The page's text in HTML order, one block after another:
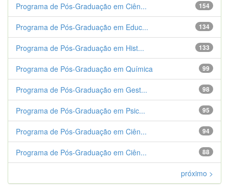
154
Programa de Pós-Graduação em Ciên...
134
Programa de Pós-Graduação em Educ...
133
Programa de Pós-Graduação em Hist...
99
Programa de Pós-Graduação em Química
98
Programa de Pós-Graduação em Gest...
95
Programa de Pós-Graduação em Psic...
94
Programa de Pós-Graduação em Ciên...
88
Programa de Pós-Graduação em Ciên...
próximo >